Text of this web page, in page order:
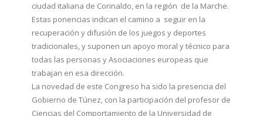
ciudad italiana de Corinaldo, en la región de la Marche.
Estas ponencias indican el camino a seguir en la
recuperación y difusión de los juegos y deportes
tradicionales, y suponen un apoyo moral y técnico para
todas las personas y Asociaciones europeas que
trabajan en esa dirección.
La novedad de este Congreso ha sido la presencia del
Gobierno de Túnez, con la participación del profesor de
Ciencias del Comportamiento de la Universidad de